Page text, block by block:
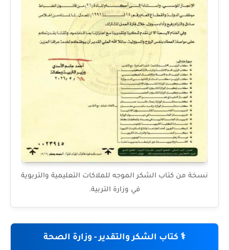
نسخة من كتاب الشكر الموجه للملاكات التعليمية والتربوية
في وزارة التربية.
⚕️ كتاب الشكر والتقدير - وزارة الصحة